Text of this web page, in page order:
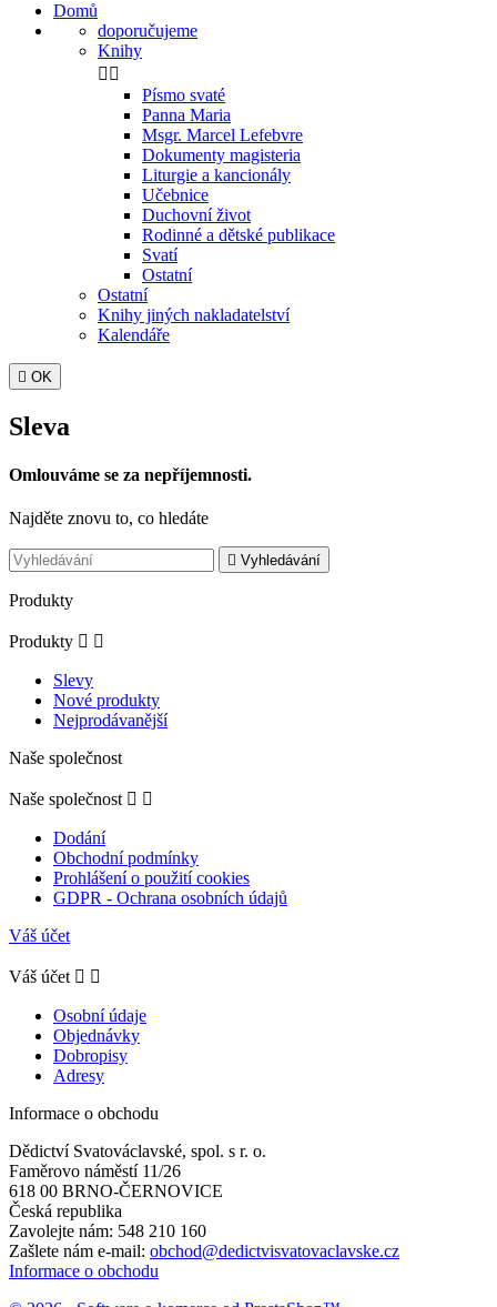
Domů
doporučujeme
Knihy
 
Písmo svaté
Panna Maria
Msgr. Marcel Lefebvre
Dokumenty magisteria
Liturgie a kancionály
Učebnice
Duchovní život
Rodinné a dětské publikace
Svatí
Ostatní
Ostatní
Knihy jiných nakladatelství
Kalendáře
 OK
Sleva
Omlouváme se za nepříjemnosti.
Najděte znovu to, co hledáte
 Vyhledávání
Produkty
Produkty  
Slevy
Nové produkty
Nejprodávanější
Naše společnost
Naše společnost  
Dodání
Obchodní podmínky
Prohlášení o použití cookies
GDPR - Ochrana osobních údajů
Váš účet
Váš účet  
Osobní údaje
Objednávky
Dobropisy
Adresy
Informace o obchodu
Dědictví Svatováclavské, spol. s r. o.
Faměrovo náměstí 11/26
618 00 BRNO-ČERNOVICE
Česká republika
Zavolejte nám: 548 210 160
Zašlete nám e-mail: obchod@dedictvisvatovaclavske.cz
Informace o obchodu